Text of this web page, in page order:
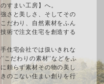
すまい工房】へ。
さと美しさ、そしてその
だわり、自然素材をふん
術で注文住宅を創造する
住宅会社では扱いきれな
こだわりの素材”などをふ
頼らず素材その物の美し
のこない住まい創りを行